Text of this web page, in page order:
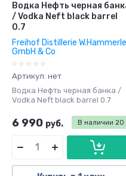
Водка Нефть черная
/ Vodka Neft black barrel
0.7
Freihof Distillerie W.Hammerle
GmbH & Co
Артикул: нет
Водка Нефть черная банка /
Vodka Neft black barrel 0.7
В наличии 20
6 990 руб.